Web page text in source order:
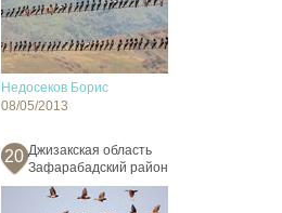
Недосеков Борис
08/05/2013
20 Джизакская область
Зафарабадский район